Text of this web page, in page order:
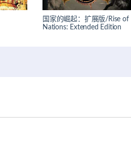
国家的崛起：扩展版/Rise of
Nations: Extended Edition